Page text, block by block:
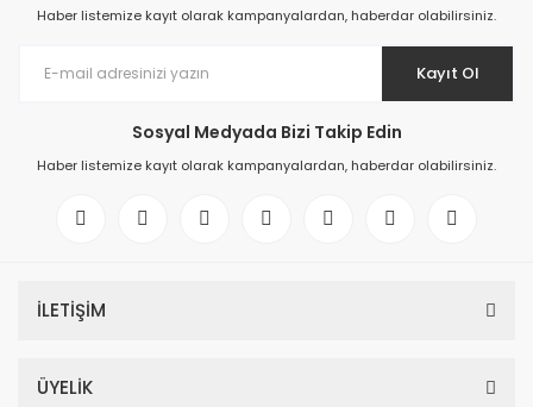
Haber listemize kayıt olarak kampanyalardan, haberdar olabilirsiniz.
Kayıt Ol
Sosyal Medyada Bizi Takip Edin
Haber listemize kayıt olarak kampanyalardan, haberdar olabilirsiniz.
İLETİŞİM
ÜYELİK